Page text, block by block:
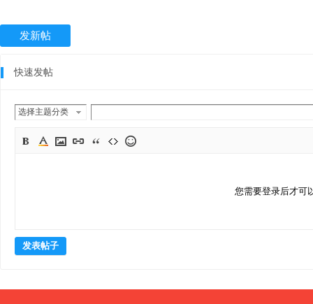
发新帖
快速发帖
选择主题分类
您需要登录后才可
发表帖子